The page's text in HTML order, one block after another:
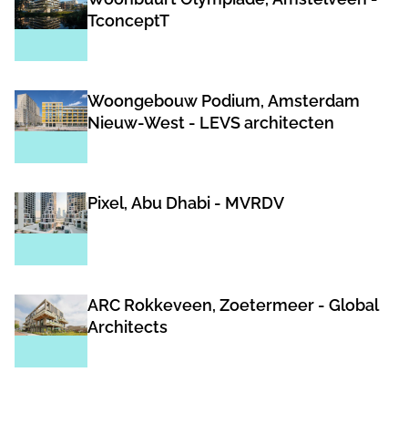
TconceptT
Woongebouw Podium, Amsterdam
Nieuw-West - LEVS architecten
Pixel, Abu Dhabi - MVRDV
ARC Rokkeveen, Zoetermeer - Global
Architects